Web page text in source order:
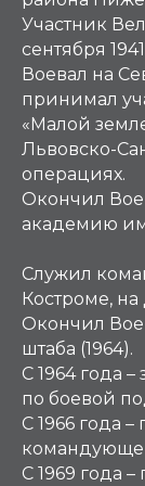
Участник
сентября
Воевал на
принимал
«Малой
Львовско-
операциях.
Окончил
академию
Служил
Костроме,
Окончил
штаба (1964).
С 1964 года
по боевой
С 1966 года
С 1969 года